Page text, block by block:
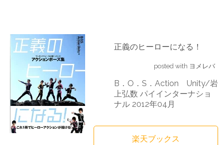
正義のヒーローになる！
posted with ヨメレバ
B．O．S．Action Unity/岩
上弘数 パイインターナショ
ナル 2012年04月
楽天ブックス